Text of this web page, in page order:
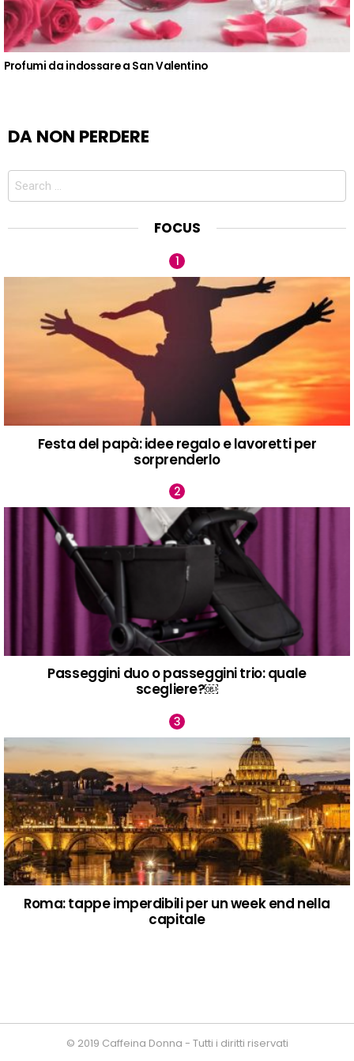
Profumi da indossare a San Valentino
DA NON PERDERE
Search
FOCUS
Festa del papà: idee regalo e lavoretti per
sorprenderlo
Passeggini duo o passeggini trio: quale
scegliere?￼
Roma: tappe imperdibili per un week end nella
capitale
© 2019 Caffeina Donna - Tutti i diritti riservati